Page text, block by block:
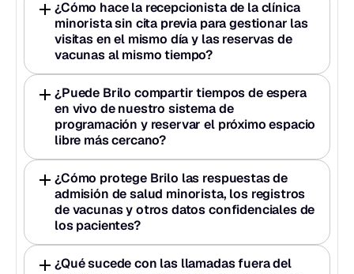
¿Cómo hace la recepcionista de la clínica
minorista sin cita previa para gestionar las
visitas en el mismo día y las reservas de
vacunas al mismo tiempo?
¿Puede Brilo compartir tiempos de espera
en vivo de nuestro sistema de
programación y reservar el próximo espacio
libre más cercano?
¿Cómo protege Brilo las respuestas de
admisión de salud minorista, los registros
de vacunas y otros datos confidenciales de
los pacientes?
¿Qué sucede con las llamadas fuera del